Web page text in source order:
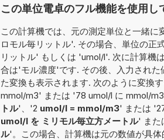
この単位電卓のフル機能を使用
この計算機では、元の測定単位と一緒
ロモル毎リットル'. その場合、単位の正
リットル' もしくは 'umol/l'. 次に計算機
合は'モル濃度'です. その後、入力され
た変換も表示されます. 次のように変換
mmol/m3' または '78 umol/l に mmol/
トル'、'2 umol/l = mmol/m3' または
umol/l を ミリモル毎立方メートル' また
ル'。この場合、計算機は元の数値が具